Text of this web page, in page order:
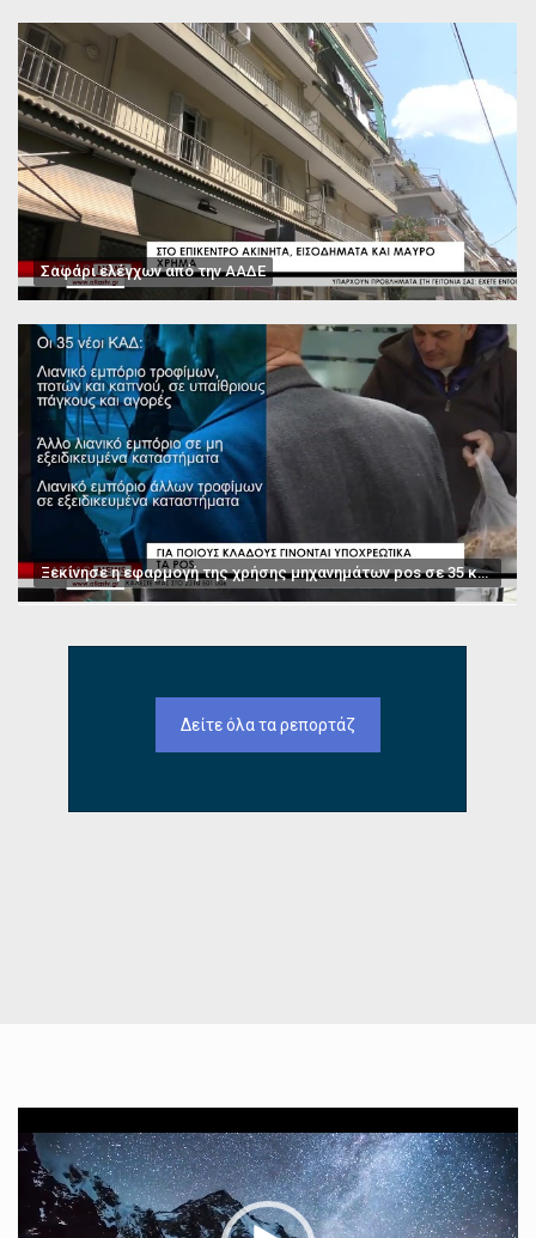
Σαφάρι ελέγχων από την ΑΑΔΕ
Ξεκίνησε η εφαρμογή της χρήσης μηχανημάτων pos σε 35 κατηγορίες επαγγελμάτων
Δείτε όλα τα ρεπορτάζ
Αναπαραγωγής
Βίντεο